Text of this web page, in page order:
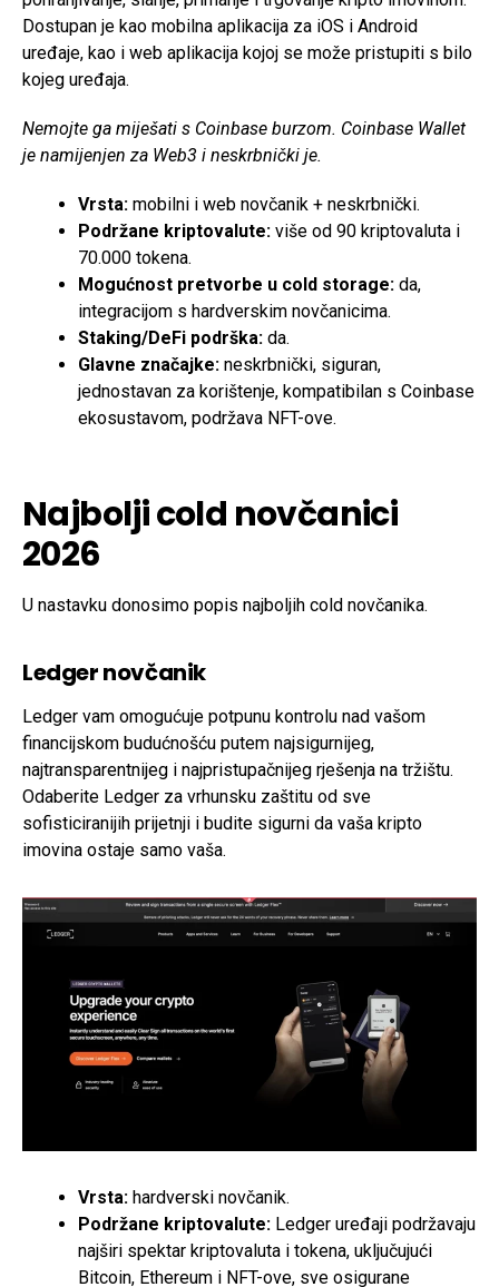
Dostupan je kao mobilna aplikacija za iOS i Android
uređaje, kao i web aplikacija kojoj se može pristupiti s bilo
kojeg uređaja.
Nemojte ga miješati s Coinbase burzom. Coinbase Wallet
je namijenjen za Web3 i neskrbnički je.
Vrsta: mobilni i web novčanik + neskrbnički.
Podržane kriptovalute: više od 90 kriptovaluta i
70.000 tokena.
Mogućnost pretvorbe u cold storage: da,
integracijom s hardverskim novčanicima.
Staking/DeFi podrška: da.
Glavne značajke: neskrbnički, siguran,
jednostavan za korištenje, kompatibilan s Coinbase
ekosustavom, podržava NFT-ove.
Najbolji cold novčanici
2026
U nastavku donosimo popis najboljih cold novčanika.
Ledger novčanik
Ledger vam omogućuje potpunu kontrolu nad vašom
financijskom budućnošću putem najsigurnijeg,
najtransparentnijeg i najpristupačnijeg rješenja na tržištu.
Odaberite Ledger za vrhunsku zaštitu od sve
sofisticiranijih prijetnji i budite sigurni da vaša kripto
imovina ostaje samo vaša.
Vrsta: hardverski novčanik.
Podržane kriptovalute: Ledger uređaji podržavaju
najširi spektar kriptovaluta i tokena, uključujući
Bitcoin, Ethereum i NFT-ove, sve osigurane